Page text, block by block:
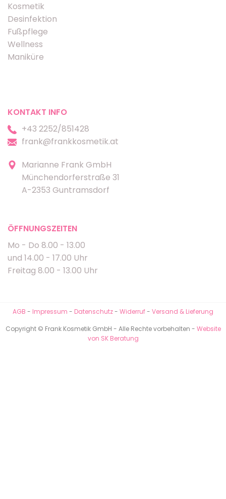
Kosmetik
Desinfektion
Fußpflege
Wellness
Maniküre
KONTAKT INFO
+43 2252/851428
frank@frankkosmetik.at
Marianne Frank GmbH
Münchendorferstraße 31
A-2353 Guntramsdorf
ÖFFNUNGSZEITEN
Mo - Do 8.00 - 13.00
und 14.00 - 17.00 Uhr
Freitag 8.00 - 13.00 Uhr
AGB - Impressum - Datenschutz- Widerruf- Versand & Lieferung
Copyright © Frank Kosmetik GmbH - Alle Rechte vorbehalten - Website
von SK Beratung